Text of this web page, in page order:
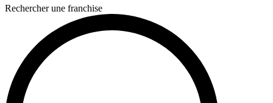
Rechercher une franchise